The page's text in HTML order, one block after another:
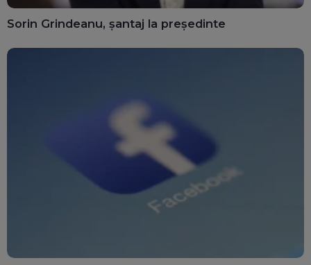
Sorin Grindeanu, șantaj la președinte